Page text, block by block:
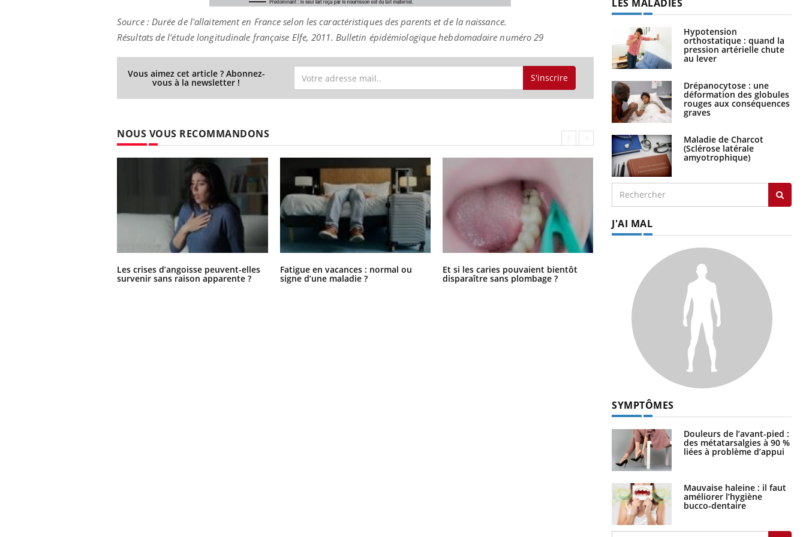
Source : Durée de l'allaitement en France selon les caractéristiques des parents et de la naissance.
Résultats de l'étude longitudinale française Elfe, 2011. Bulletin épidémiologique hebdomadaire numéro 29
Vous aimez cet article ? Abonnez-
vous à la newsletter ! S'inscrire
NOUS VOUS RECOMMANDONS
Les crises d’angoisse peuvent-elles
survenir sans raison apparente ?
Fatigue en vacances : normal ou
signe d’une maladie ?
Et si les caries pouvaient bientôt
disparaître sans plombage ?
Éclipse solaire du 12 août : “Des
verres adaptés, c'est indispensable
pour la santé des yeux”
LES MALADIES
Hypotension
orthostatique : quand la
pression artérielle chute
au lever
Drépanocytose : une
déformation des globules
rouges aux conséquences
graves
Maladie de Charcot
(Sclérose latérale
amyotrophique)
J'AI MAL
SYMPTÔMES
Douleurs de l’avant-pied :
des métatarsalgies à 90 %
liées à problème d’appui
Mauvaise haleine : il faut
améliorer l’hygiène
bucco-dentaire